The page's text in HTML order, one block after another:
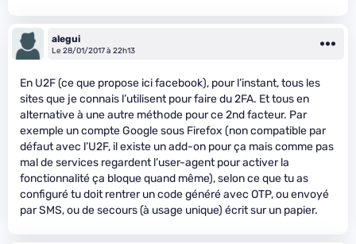
alegui
Le 28/01/2017 à 22h13
En U2F (ce que propose ici facebook), pour l’instant, tous les
sites que je connais l’utilisent pour faire du 2FA. Et tous en
alternative à une autre méthode pour ce 2nd facteur. Par
exemple un compte Google sous Firefox (non compatible par
défaut avec l’U2F, il existe un add-on pour ça mais comme pas
mal de services regardent l’user-agent pour activer la
fonctionnalité ça bloque quand même), selon ce que tu as
configuré tu doit rentrer un code généré avec OTP, ou envoyé
par SMS, ou de secours (à usage unique) écrit sur un papier.